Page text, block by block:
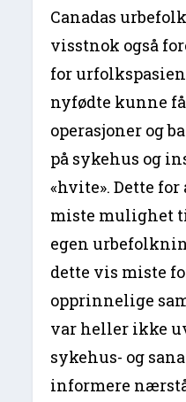
Canadas
visstnok også
for
nyfødte kunne
operasjoner og
på sykehus og
«hvite». Dette
miste mulighet
egen
dette vis miste
opprinnelige
var heller ikke
sykehus- og
informere